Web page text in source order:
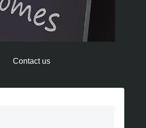
Contact us